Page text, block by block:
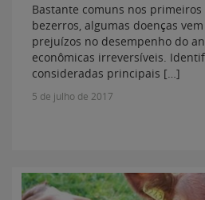
Bastante comuns nos
bezerros, algumas doenças
prejuízos no desempenho do
econômicas irreversíveis.
consideradas principais […]
5 de julho de 2017